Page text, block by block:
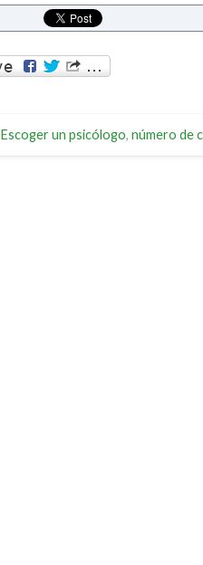
Escoger un psicólogo, número de